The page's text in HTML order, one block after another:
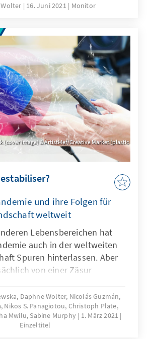
16. Juni 2021 Monitor
(cover image) & ArtistMef/Creative Market (plastic
und ihre Folgen für
weltweit
Lebensbereichen hat
auch in der weltweiten
Spuren hinterlassen. Aber
von einer Zäsur
verstärkt? Hat sie nur
oder hat sie auch
geschaffen und die Spreu vom
Daphne Wolter, Nicolás Guzmán,
Nikos S. Panagiotou, Christoph Plate,
Mwilu, Sabine Murphy
1. März 2021
Einzeltitel